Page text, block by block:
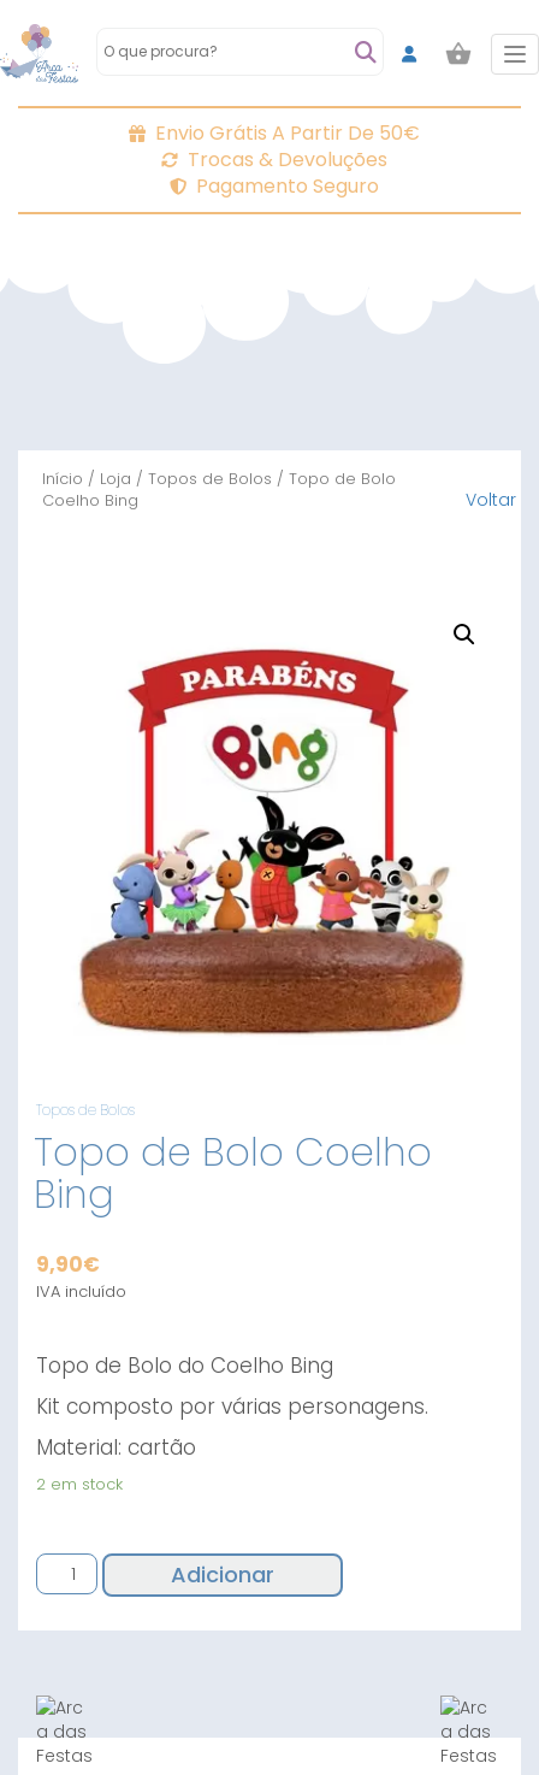
Envio Grátis A Partir De 50€
Trocas & Devoluções
Pagamento Seguro
Início / Loja / Topos de Bolos / Topo de Bolo
Coelho Bing
Voltar
Topos de Bolos
Topo de Bolo Coelho
Bing
9,90€
IVA incluído
Topo de Bolo do Coelho Bing
Kit composto por várias personagens.
Material: cartão
2 em stock
Quantidade
de
de
Bing
Adicionar